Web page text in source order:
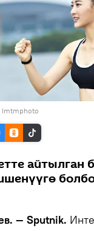
айтылган
— Sputnik.